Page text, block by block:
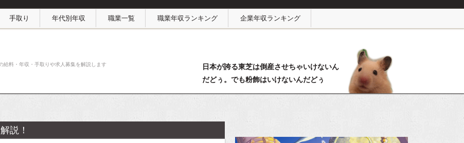
手取り 年代別年収 職業一覧 職業年収ランキング 企業年収ランキング
給料・年収・手取りや求人募集を解説します
日本が誇る東芝は倒産させちゃいけないん
だどぅ。でも粉飾はいけないんだどぅ
説！